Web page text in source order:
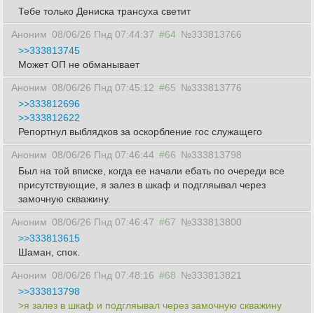
Тебе только Дениска трансуха светит
Аноним 08/06/26 Пнд 07:44:37 #64 №333813766
>>333813745
Может ОП не обманывает
Аноним 08/06/26 Пнд 07:45:12 #65 №333813776
>>333812696
>>333812622
Репортнул выблядков за оскорбление гос служащего
Аноним 08/06/26 Пнд 07:46:44 #66 №333813798
Был на той вписке, когда ее начали ебать по очереди все
присутствующие, я залез в шкаф и подгляывал через
замочную скважину.
Аноним 08/06/26 Пнд 07:46:47 #67 №333813800
>>333813615
Шаман, спок.
Аноним 08/06/26 Пнд 07:48:16 #68 №333813821
>>333813798
>я залез в шкаф и подгляывал через замочную скважину